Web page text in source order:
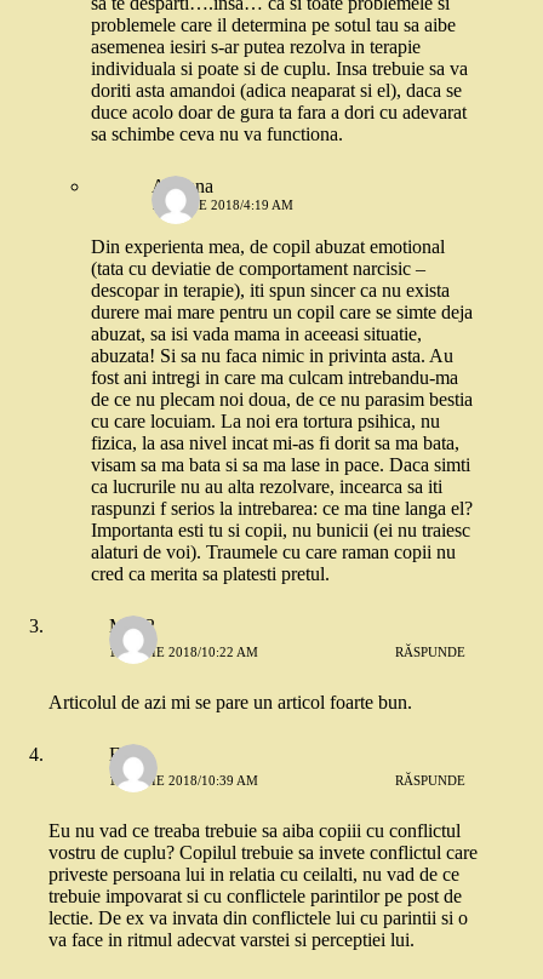
problemele care il determina pe sotul tau sa aibe
asemenea iesiri s-ar putea rezolva in terapie
individuala si poate si de cuplu. Insa trebuie sa va
doriti asta amandoi (adica neaparat si el), daca se
duce acolo doar de gura ta fara a dori cu adevarat
sa schimbe ceva nu va functiona.
Adriana
19 IUNIE 2018/4:19 AM
Din experienta mea, de copil abuzat emotional
(tata cu deviatie de comportament narcisic –
descopar in terapie), iti spun sincer ca nu exista
durere mai mare pentru un copil care se simte deja
abuzat, sa isi vada mama in aceeasi situatie,
abuzata! Si sa nu faca nimic in privinta asta. Au
fost ani intregi in care ma culcam intrebandu-ma
de ce nu plecam noi doua, de ce nu parasim bestia
cu care locuiam. La noi era tortura psihica, nu
fizica, la asa nivel incat mi-as fi dorit sa ma bata,
visam sa ma bata si sa ma lase in pace. Daca simti
ca lucrurile nu au alta rezolvare, incearca sa iti
raspunzi f serios la intrebarea: ce ma tine langa el?
Importanta esti tu si copii, nu bunicii (ei nu traiesc
alaturi de voi). Traumele cu care raman copii nu
cred ca merita sa platesti pretul.
Mira2
18 IUNIE 2018/10:22 AM RĂSPUNDE
Articolul de azi mi se pare un articol foarte bun.
Eu
18 IUNIE 2018/10:39 AM RĂSPUNDE
Eu nu vad ce treaba trebuie sa aiba copiii cu conflictul
vostru de cuplu? Copilul trebuie sa invete conflictul care
priveste persoana lui in relatia cu ceilalti, nu vad de ce
trebuie impovarat si cu conflictele parintilor pe post de
lectie. De ex va invata din conflictele lui cu parintii si o
va face in ritmul adecvat varstei si perceptiei lui.